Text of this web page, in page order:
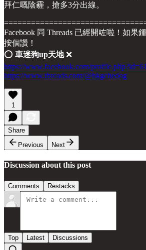
拜仁嘅陰霾，搶多3分出線。
Facebook 同 Threads 已經開咗啦！如果
按個讚！
⭕️ 車迷狗up天地❌
https://www.facebook.com/
https://www.threads.com/@hkgchedog
1
Share
Previous
Next
Discussion about this post
Comments Restacks
Top Latest Discussions